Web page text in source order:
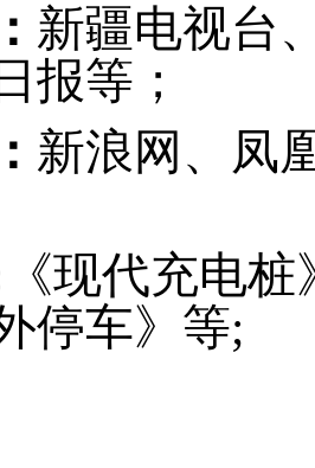
新疆电视台
报等；
新浪网、凤
《现代充电
停车》等;